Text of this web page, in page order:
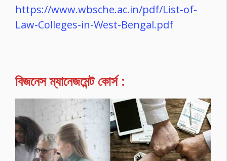
https://www.wbsche.ac.in/pdf/List-of-
Law-Colleges-in-West-Bengal.pdf
বিজনেস ম্যানেজমেন্ট কোর্স :